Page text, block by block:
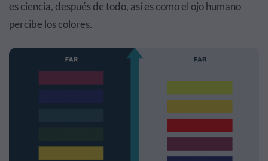
es ciencia, después de todo, así es como el ojo humano
percibe los colores.